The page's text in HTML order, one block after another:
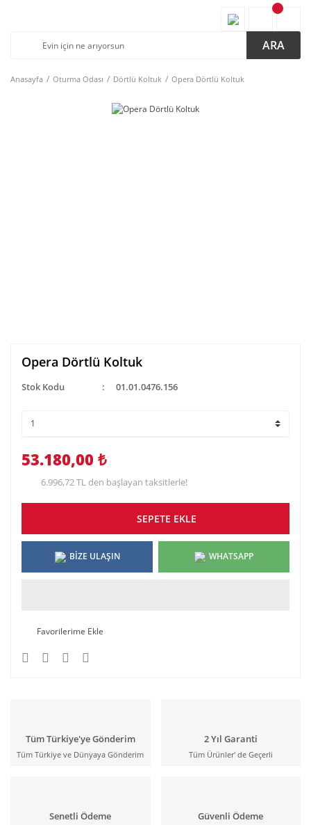
ARA
Anasayfa Oturma Odası Dörtlü Koltuk Opera Dörtlü Koltuk
Opera Dörtlü Koltuk
Stok Kodu 01.01.0476.156
53.180,00 ₺
6.996,72 TL den başlayan taksitlerle!
SEPETE EKLE
BİZE ULAŞIN WHATSAPP
Tüm Türkiye'ye Gönderim
Tüm Türkiye ve Dünyaya Gönderim
2 Yıl Garanti
Tüm Ürünler' de Geçerli
Senetli Ödeme Güvenli Ödeme